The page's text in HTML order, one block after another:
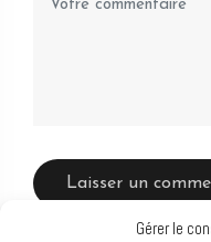
Gérer le